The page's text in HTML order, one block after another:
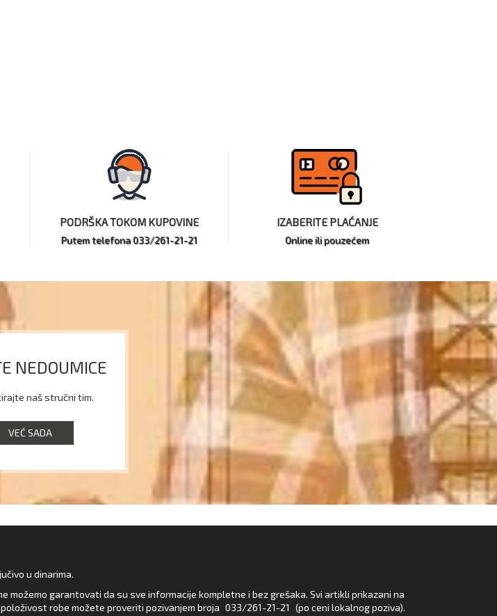
PODRŠKA TOKOM KUPOVINE
Putem telefona 033/261-21-21
IZABERITE PLAĆANJE
Online ili pouzećem
NEDOUMICE
naš stručni tim.
VEĆ SADA
u dinarima.
možemo garantovati da su sve informacije kompletne i bez grešaka. Svi artikli prikazani na
robe možete proveriti pozivanjem broja 033/261-21-21 (po ceni lokalnog poziva).